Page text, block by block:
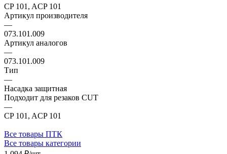
CP 101, ACP 101
Артикул производителя
—
073.101.009
Артикул аналогов
—
073.101.009
Тип
—
Насадка защитная
Подходит для резаков CUT
—
CP 101, ACP 101
Все товары ПТК
Все товары категории